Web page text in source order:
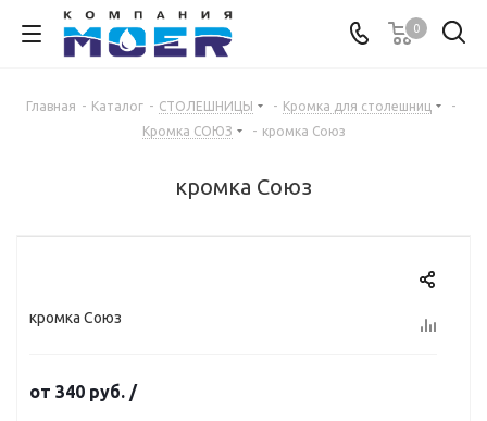
0
Главная - Каталог - СТОЛЕШНИЦЫ - Кромка для столешниц
-
Кромка СОЮЗ
- кромка Союз
кромка Союз
кромка Союз
от 340 руб. /